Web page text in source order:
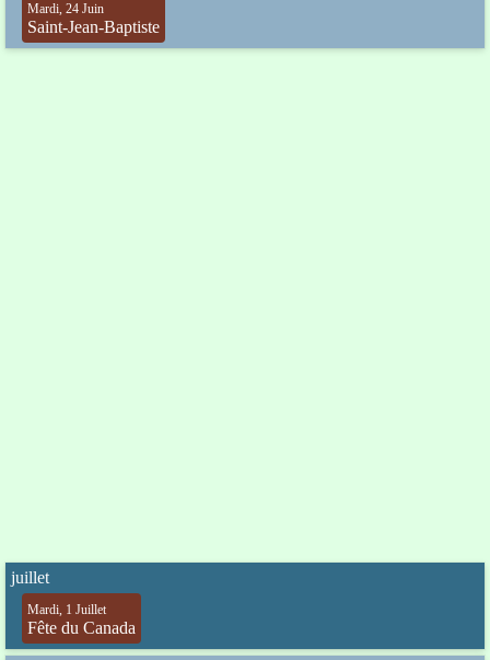
Mardi, 24 Juin
Saint-Jean-Baptiste
juillet
Mardi, 1 Juillet
Fête du Canada